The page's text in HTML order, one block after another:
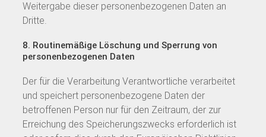
Weitergabe dieser personenbezogenen Daten an
Dritte.
8. Routinemäßige Löschung und Sperrung von
personenbezogenen Daten
Der für die Verarbeitung Verantwortliche verarbeitet
und speichert personenbezogene Daten der
betroffenen Person nur für den Zeitraum, der zur
Erreichung des Speicherungszwecks erforderlich ist